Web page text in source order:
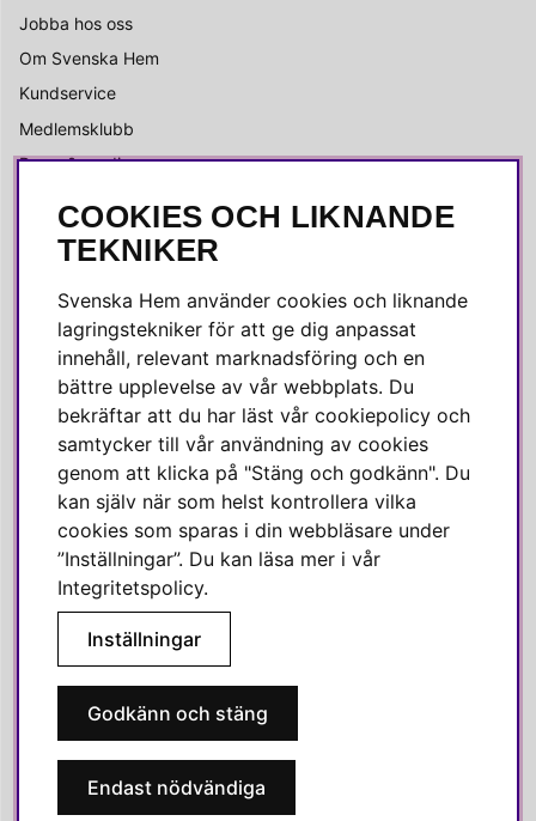
Jobba hos oss
Om Svenska Hem
Kundservice
Medlemsklubb
Press & media
SOCIALA MEDIER
Instagram
Linkedin
Pinterest
SVENSKA HEM
Varmt välkommen till Svenska Hem!
Vi värdesätter våra kunder högt och finns här för att hjälpa dig
om du har några frågor eller vill ha inspiration.
010-35 00 610
Våra butiker
COOKIES OCH LIKNANDE
TEKNIKER
Svenska Hem använder cookies och liknande
lagringstekniker för att ge dig anpassat
innehåll, relevant marknadsföring och en
bättre upplevelse av vår webbplats. Du
bekräftar att du har läst vår cookiepolicy och
samtycker till vår användning av cookies
genom att klicka på "Stäng och godkänn". Du
kan själv när som helst kontrollera vilka
cookies som sparas i din webbläsare under
”Inställningar”. Du kan läsa mer i vår
Integritetspolicy.
Inställningar
Godkänn och stäng
Endast nödvändiga